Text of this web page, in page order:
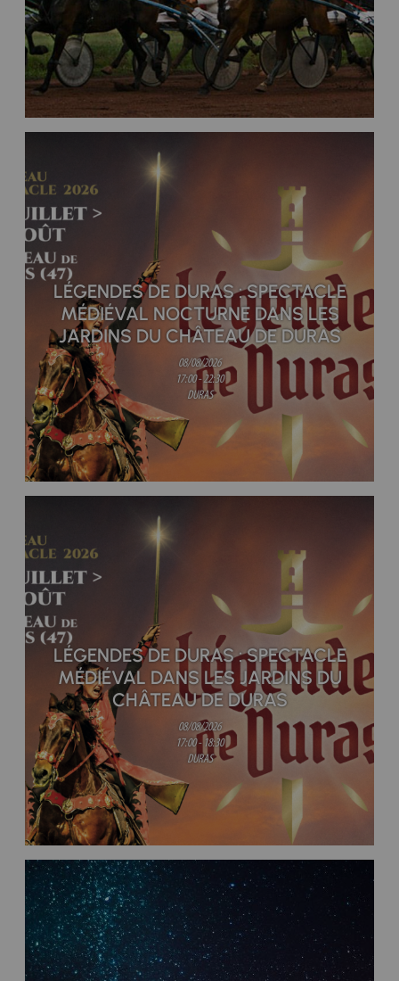
LÉGENDES DE DURAS : SPECTACLE
MÉDIÉVAL NOCTURNE DANS LES
JARDINS DU CHÂTEAU DE DURAS
08/08/2026
17:00 - 22:30
DURAS
LÉGENDES DE DURAS : SPECTACLE
MÉDIÉVAL DANS LES JARDINS DU
CHÂTEAU DE DURAS
08/08/2026
17:00 - 18:30
DURAS